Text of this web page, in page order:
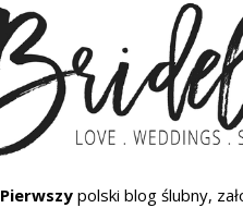
Pierwszypolski blog ślubny,